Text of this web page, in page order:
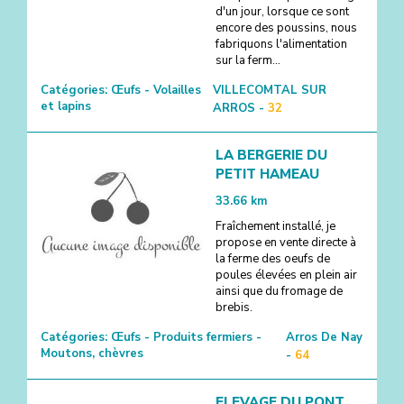
d'un jour, lorsque ce sont
encore des poussins, nous
fabriquons l'alimentation
sur la ferm...
Catégories: Œufs - Volailles
et lapins
VILLECOMTAL SUR
ARROS - 32
LA BERGERIE DU
PETIT HAMEAU
33.66 km
Fraîchement installé, je
propose en vente directe à
la ferme des oeufs de
poules élevées en plein air
ainsi que du fromage de
brebis.
Catégories: Œufs - Produits fermiers -
Moutons, chèvres
Arros De Nay
- 64